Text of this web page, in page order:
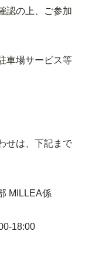
認の上、ご参加
車場サービス等
せは、下記まで
MILLEA係
18:00